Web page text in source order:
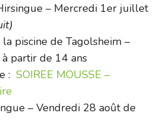
– Mercredi 1er juillet
la piscine de Tagolsheim –
partir de 14 ans
: SOIREE MOUSSE –
– Vendredi 28 août de